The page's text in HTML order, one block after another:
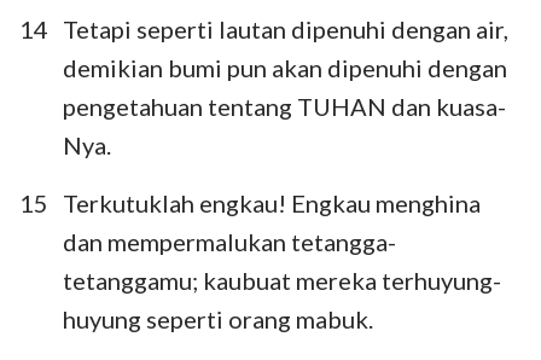
14 Tetapi seperti lautan dipenuhi dengan air,
demikian bumi pun akan dipenuhi dengan
pengetahuan tentang TUHAN dan kuasa-
Nya.
15
Terkutuklah engkau! Engkau menghina
dan mempermalukan tetangga-
tetanggamu; kaubuat mereka terhuyung-
huyung seperti orang mabuk.